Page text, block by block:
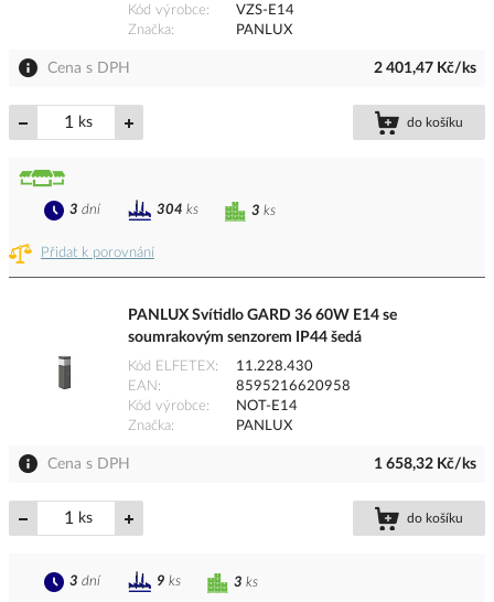
Kód výrobce
VZS-E14
Značka
PANLUX
Cena s DPH 2 401,47 Kč/ks
ks do košíku
Přidat k porovnání
3 ks
3 dní 304 ks
PANLUX Svítidlo GARD 36 60W E14 se
soumrakovým senzorem IP44 šedá
Kód ELFETEX
11.228.430
EAN
8595216620958
Kód výrobce
NOT-E14
Značka
PANLUX
Cena s DPH 1 658,32 Kč/ks
ks do košíku
3 ks
3 dní 9 ks